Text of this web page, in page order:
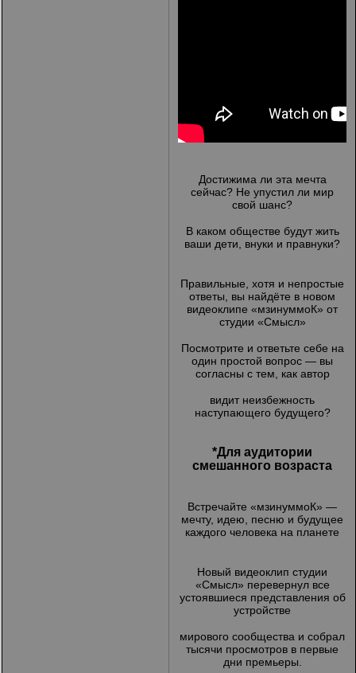
Достижима ли эта мечта
сейчас? Не упустил ли мир
свой шанс?
В каком обществе будут жить
ваши дети, внуки и правнуки?
Правильные, хотя и непростые
ответы, вы найдёте в новом
видеоклипе «мзинуммоК» от
студии «Смысл»
Посмотрите и ответьте себе на
один простой вопрос — вы
согласны с тем, как автор
видит неизбежность
наступающего будущего?
*Для аудитории
смешанного возраста
Встречайте «мзинуммоК» —
мечту, идею, песню и будущее
каждого человека на планете
Новый видеоклип студии
«Смысл» перевернул все
устоявшиеся представления об
устройстве
мирового сообщества и собрал
тысячи просмотров в первые
дни премьеры.